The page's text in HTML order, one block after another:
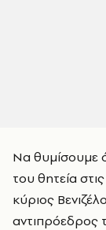
Να θυμίσουμε
του θητεία
κύριος
αντιπρόεδρος